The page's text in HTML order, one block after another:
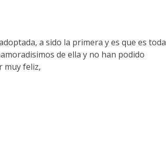
a sido la primera y es que es toda
de ella y no han podido
muy feliz,